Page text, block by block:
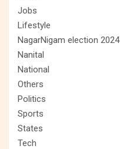
Jobs
Lifestyle
NagarNigam election 2024
Nanital
National
Others
Politics
Sports
States
Tech